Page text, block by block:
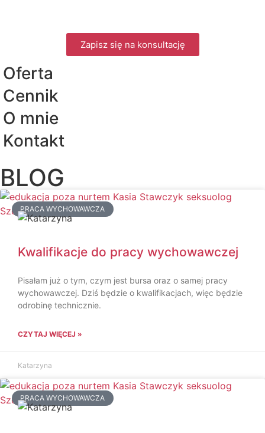
Zapisz się na konsultację
Oferta
Cennik
O mnie
Kontakt
BLOG
PRACA WYCHOWAWCZA
Kwalifikacje do pracy wychowawczej
Pisałam już o tym, czym jest bursa oraz o samej pracy
wychowawczej. Dziś będzie o kwalifikacjach, więc będzie
odrobinę technicznie.
CZYTAJ WIĘCEJ »
Katarzyna
PRACA WYCHOWAWCZA